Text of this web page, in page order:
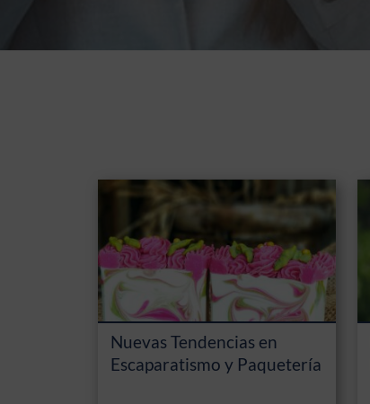
Nuevas Tendencias en
Escaparatismo y Paquetería